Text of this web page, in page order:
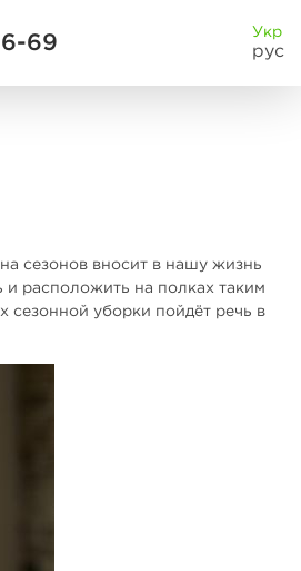
69 Укр
рус
сезонов вносит в нашу жизнь
расположить на полках таким
сезонной уборки пойдёт речь в